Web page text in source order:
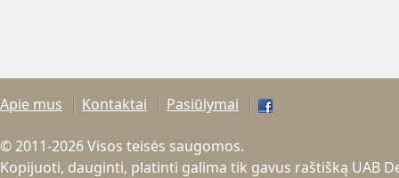
Apie mus Kontaktai Pasiūlymai
© 2011-2026 Visos teisės saugomos.
Kopijuoti, dauginti, platinti galima tik gavus raštišką UAB